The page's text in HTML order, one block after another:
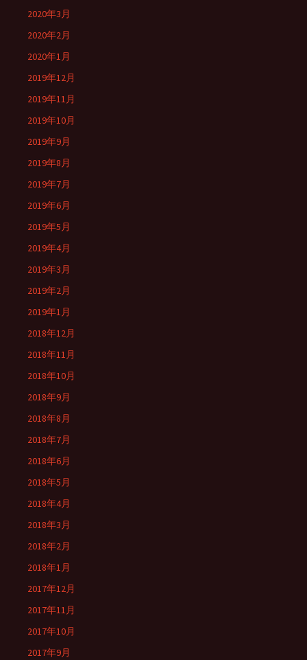
2020年3月
2020年2月
2020年1月
2019年12月
2019年11月
2019年10月
2019年9月
2019年8月
2019年7月
2019年6月
2019年5月
2019年4月
2019年3月
2019年2月
2019年1月
2018年12月
2018年11月
2018年10月
2018年9月
2018年8月
2018年7月
2018年6月
2018年5月
2018年4月
2018年3月
2018年2月
2018年1月
2017年12月
2017年11月
2017年10月
2017年9月